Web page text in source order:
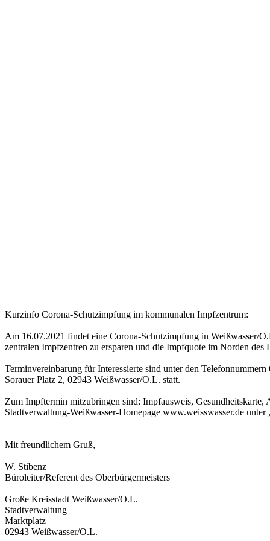
Kurzinfo Corona-Schutzimpfung im kommunalen Impfzentrum:
Am 16.07.2021 findet eine Corona-Schutzimpfung in Weißwasser/
zentralen Impfzentren zu ersparen und die Impfquote im Norden des
Terminvereinbarung für Interessierte sind unter den
Sorauer Platz 2, 02943 Weißwasser/O.L. statt.
Zum Impftermin mitzubringen sind: Impfausweis,
Stadtverwaltung-Weißwasser-Homepage www.weisswasser.de
Mit freundlichem Gruß,
W. Stibenz
Büroleiter/Referent des Oberbürgermeisters
Große Kreisstadt Weißwasser/O.L.
Stadtverwaltung
Marktplatz
02943 Weißwasser/O.L.